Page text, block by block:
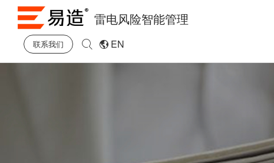
雷电风险智能管理
联系我们 EN